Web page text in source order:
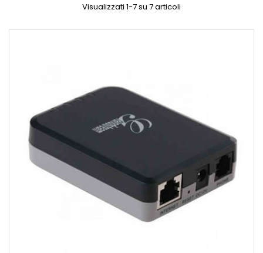
Visualizzati 1-7 su 7 articoli